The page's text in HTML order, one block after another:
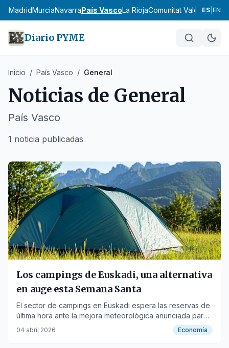
MadridMurciaNavarraPaís VascoLa RiojaComunitat Valenciana
ES EN
Diario PYME
Inicio / País Vasco / General
Noticias de General
País Vasco
1 noticia publicadas
Los campings de Euskadi, una alternativa
en auge esta Semana Santa
El sector de campings en Euskadi espera las reservas de
última hora ante la mejora meteorológica anunciada para
la Semana Santa, especialmente en Gipuzkoa.
04 abril 2026 Economía